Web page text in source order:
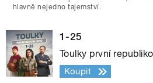
hlavně nejedno tajemství.
1-25
Toulky první
Koupit